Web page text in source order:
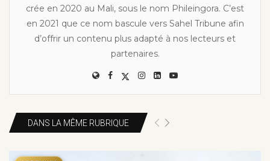
crée en 2020 au Mali, sous le nom Phileingora. C’est
en 2021 que ce nom bascule vers Sahel Tribune afin
d’offrir un contenu plus adapté à nos lecteurs et
partenaires.
DANS LA MÊME RUBRIQUE